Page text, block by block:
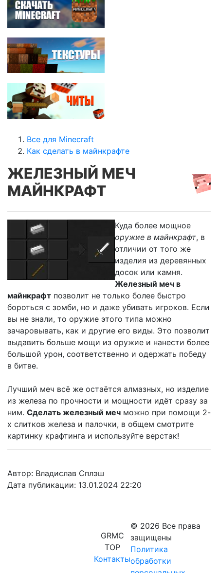
Все для Minecraft
Как сделать в майнкрафте
ЖЕЛЕЗНЫЙ МЕЧ
МАЙНКРАФТ
Куда более мощное
оружие в майнкрафт, в
отличии от того же
изделия из деревянных
досок или камня.
Железный меч в
майнкрафт позволит не только более быстро
бороться с зомби, но и даже убивать игроков. Если
вы не знали, то оружие этого типа можно
зачаровывать, как и другие его виды. Это позволит
выдавить больше мощи из оружие и нанести более
большой урон, соответственно и одержать победу
в битве.
Лучший меч всё же остаётся алмазных, но изделие
из железа по прочности и мощности идёт сразу за
ним. Сделать железный меч можно при помощи 2-
х слитков железа и палочки, в общем смотрите
картинку крафтинга и используйте верстак!
Автор: Владислав Сплэш
Дата публикации: 13.01.2024 22:20
GRMC
TOP
Контакты
© 2026 Все права
защищены
Политика
обработки